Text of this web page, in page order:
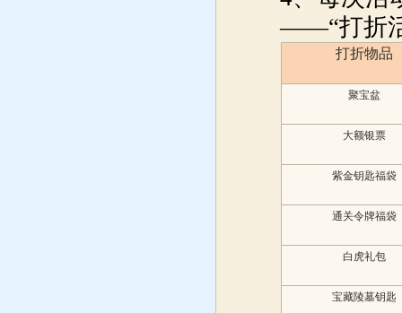
——“打折
打折物品
聚宝盆
大额银票
紫金钥匙福袋
通关令牌福袋
白虎礼包
宝藏陵墓钥匙